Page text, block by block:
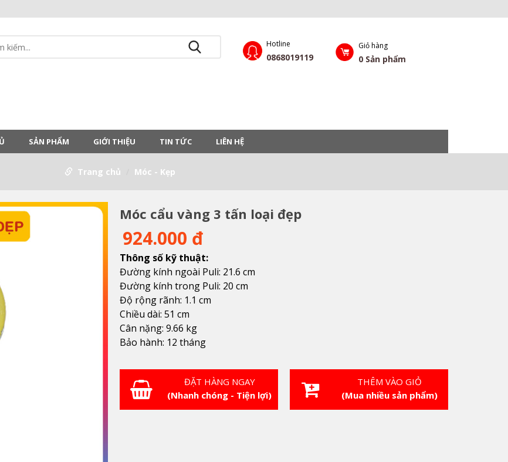
Hotline
0868019119
Giỏ hàng
0 Sản phẩm
SẢN PHẨM GIỚI THIỆU TIN TỨC LIÊN HỆ
Trang chủ Móc - Kẹp
Móc cẩu vàng 3 tấn loại đẹp
924.000 đ
Thông số kỹ thuật:
Đường kính ngoài Puli: 21.6 cm
Đường kính trong Puli: 20 cm
Độ rộng rãnh: 1.1 cm
Chiều dài: 51 cm
Cân nặng: 9.66 kg
Bảo hành: 12 tháng
ĐẶT HÀNG NGAY
(Nhanh chóng - Tiện lợi)
THÊM VÀO GIỎ
(Mua nhiều sản phẩm)